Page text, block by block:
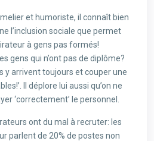
et humoriste, il connaît bien
l’inclusion sociale que permet
à gens pas formés!
gens qui n’ont pas de diplôme?
y arrivent toujours et couper une
Il déplore lui aussi qu’on ne
‘correctement’ le personnel.
ont du mal à recruter: les
parlent de 20% de postes non